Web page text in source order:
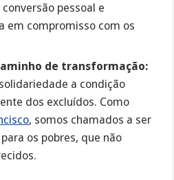
conversão pessoal e
em compromisso com os
de transformação:
a condição
dos excluídos. Como
, somos chamados a ser
os pobres, que não